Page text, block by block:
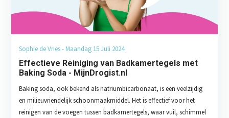
Sophie de Vries - Maandag 15 Juli 2024
Effectieve Reiniging van Badkamertegels met
Baking Soda - MijnDrogist.nl
Baking soda, ook bekend als natriumbicarbonaat, is een veelzijdig
en milieuvriendelijk schoonmaakmiddel. Het is effectief voor het
reinigen van de voegen tussen badkamertegels, waar vuil, schimmel